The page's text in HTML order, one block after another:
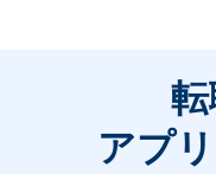
アプリ